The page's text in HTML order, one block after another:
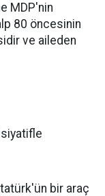
MDP'nin
80 öncesinin
ve aileden
bir araç